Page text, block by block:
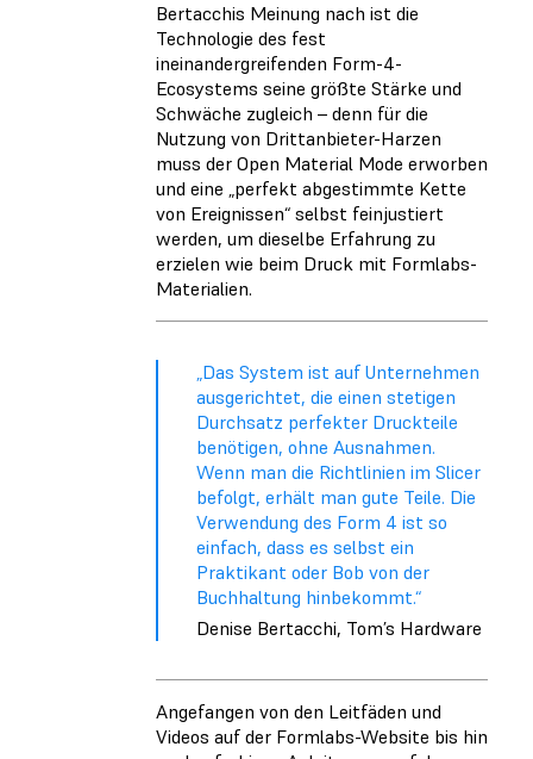
Bertacchis Meinung nach ist die
Technologie des fest
ineinandergreifenden Form-4-
Ecosystems seine größte Stärke und
Schwäche zugleich – denn für die
Nutzung von Drittanbieter-Harzen
muss der Open Material Mode erworben
und eine „perfekt abgestimmte Kette
von Ereignissen“ selbst feinjustiert
werden, um dieselbe Erfahrung zu
erzielen wie beim Druck mit Formlabs-
Materialien.
„Das System ist auf Unternehmen
ausgerichtet, die einen stetigen
Durchsatz perfekter Druckteile
benötigen, ohne Ausnahmen.
Wenn man die Richtlinien im Slicer
befolgt, erhält man gute Teile. Die
Verwendung des Form 4 ist so
einfach, dass es selbst ein
Praktikant oder Bob von der
Buchhaltung hinbekommt.“
Denise Bertacchi, Tom’s Hardware
Angefangen von den Leitfäden und
Videos auf der Formlabs-Website bis hin